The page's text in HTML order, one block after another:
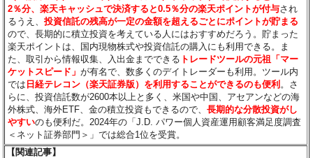
2％分、楽天キャッシュで決済すると0.5％分の楽天ポイントが付与され
るうえ、投資信託の残高が一定の金額を超えるごとにポイントが貯まる
ので、長期的に積立投資を考えている人にはおすすめだろう。貯まった
楽天ポイントは、国内現物株式や投資信託の購入にも利用できる。ま
た、取引から情報収集、入出金までできる トレードツールの元祖「マー
ケットスピード」が有名で、数多くのデイトレーダーも利用。ツール内
では 日経テレコン（楽天証券版）を利用することができるのも便利 。さ
らに、投資信託数が2600本以上と多く、米国や中国、アセアンなどの海
外株式、海外ETF、金の積立投資もできるので、長期的な分散投資がし
やすいのも便利だ。2024年の「J.D. パワー個人資産運用顧客満足度調査
＜ネット証券部門＞」では総合1位を受賞。
【関連記事】